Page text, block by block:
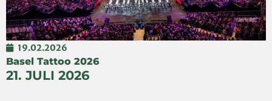
19.02.2026
Basel Tattoo 2026
21. JULI 2026